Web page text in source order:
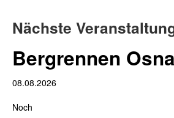
Nächste
Bergrennen
08.08.2026
Noch